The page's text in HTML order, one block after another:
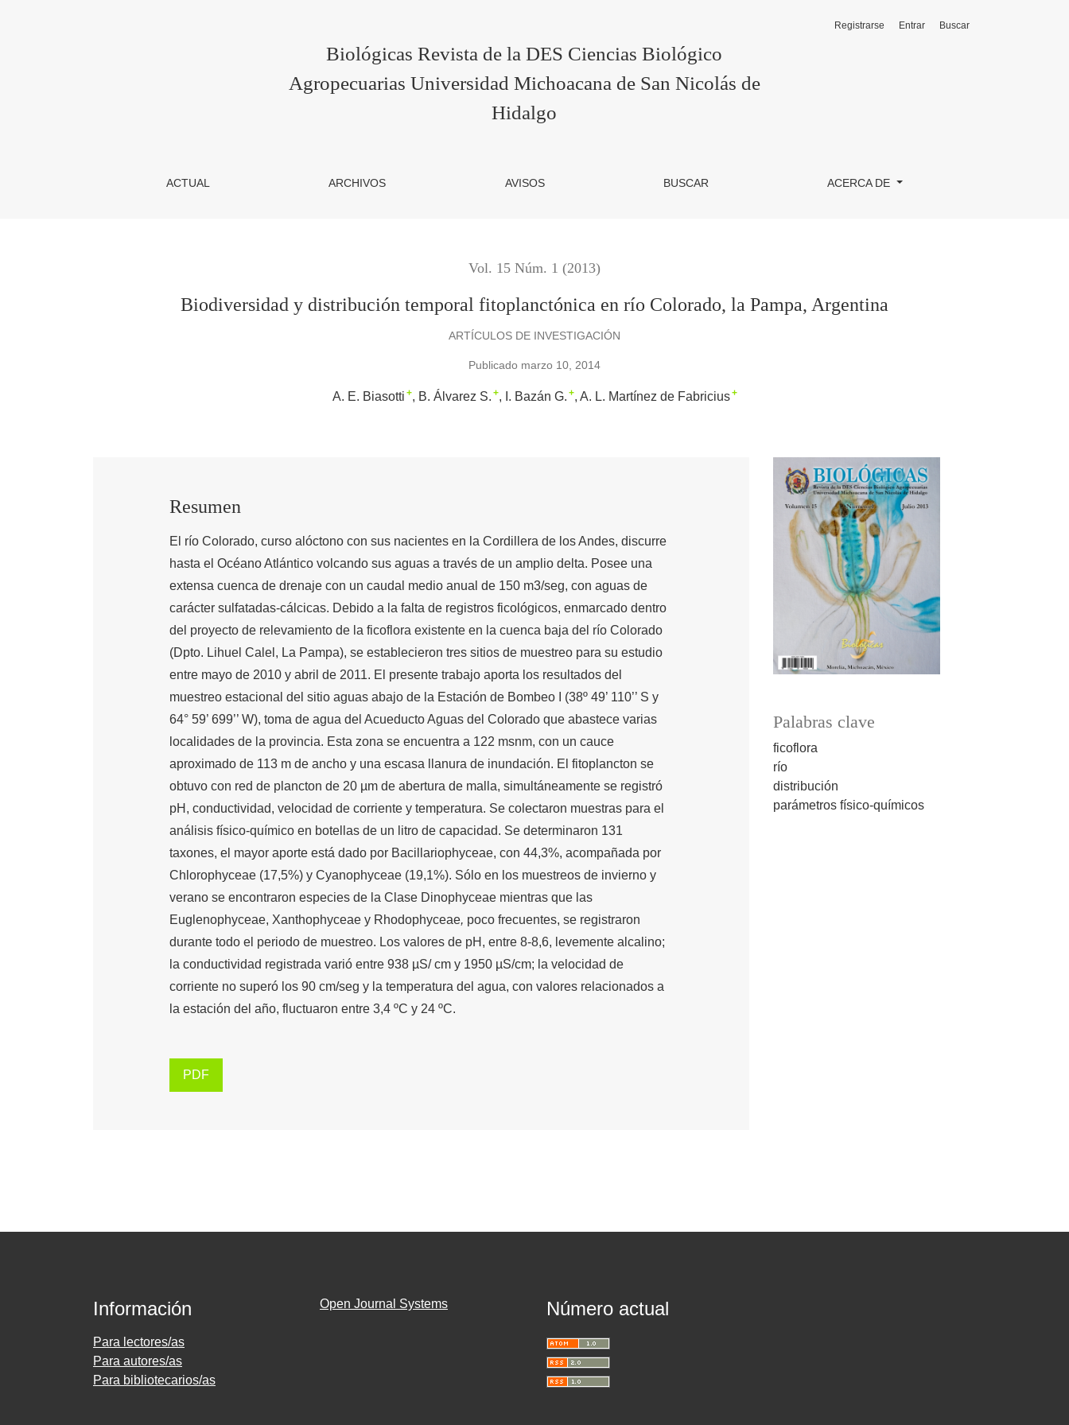
Biológicas Revista de la DES Ciencias Biológico
Agropecuarias Universidad Michoacana de San Nicolás de
Hidalgo
ACTUAL ARCHIVOS AVISOS BUSCAR ACERCA DE
Registrarse Entrar Buscar
Vol. 15 Núm. 1 (2013)
Biodiversidad y distribución temporal fitoplanctónica en río Colorado, la Pampa, Argentina
ARTÍCULOS DE INVESTIGACIÓN
Publicado marzo 10, 2014
A. E. Biasotti + B. Álvarez S. + I. Bazán G. + A. L. Martínez de Fabricius+
Palabras clave
ficoflora
río
distribución
parámetros físico-químicos
Resumen
El río Colorado, curso alóctono con sus nacientes en la Cordillera de los Andes, discurre
hasta el Océano Atlántico volcando sus aguas a través de un amplio delta. Posee una
extensa cuenca de drenaje con un caudal medio anual de 150 m3/seg, con aguas de
carácter sulfatadas-cálcicas. Debido a la falta de registros ficológicos, enmarcado dentro
del proyecto de relevamiento de la ficoflora existente en la cuenca baja del río Colorado
(Dpto. Lihuel Calel, La Pampa), se establecieron tres sitios de muestreo para su estudio
entre mayo de 2010 y abril de 2011. El presente trabajo aporta los resultados del
muestreo estacional del sitio aguas abajo de la Estación de Bombeo I (38º 49’ 110’’ S y
64° 59’ 699’’ W), toma de agua del Acueducto Aguas del Colorado que abastece varias
localidades de la provincia. Esta zona se encuentra a 122 msnm, con un cauce
aproximado de 113 m de ancho y una escasa llanura de inundación. El fitoplancton se
obtuvo con red de plancton de 20 µm de abertura de malla, simultáneamente se registró
pH, conductividad, velocidad de corriente y temperatura. Se colectaron muestras para el
análisis físico-químico en botellas de un litro de capacidad. Se determinaron 131
taxones, el mayor aporte está dado por Bacillariophyceae, con 44,3%, acompañada por
Chlorophyceae (17,5%) y Cyanophyceae (19,1%). Sólo en los muestreos de invierno y
verano se encontraron especies de la Clase Dinophyceae mientras que las
Euglenophyceae, Xanthophyceae y Rhodophyceae, poco frecuentes, se registraron
durante todo el periodo de muestreo. Los valores de pH, entre 8-8,6, levemente alcalino;
la conductividad registrada varió entre 938 µS/ cm y 1950 µS/cm; la velocidad de
corriente no superó los 90 cm/seg y la temperatura del agua, con valores relacionados a
la estación del año, fluctuaron entre 3,4 ºC y 24 ºC.
PDF
Información
Para lectores/as
Para autores/as
Para bibliotecarios/as
Open Journal Systems Número actual